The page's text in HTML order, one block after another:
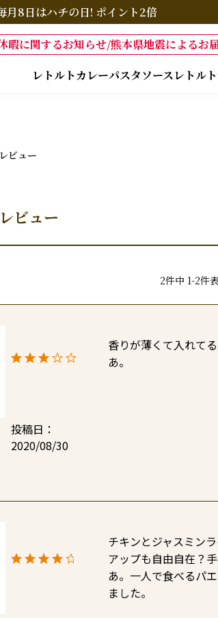
月8日はハチの日! ポイント2倍
暇に関するお知らせ/熊本県地震によるお
レトルトカレーパスタソースレトル
ビュー
ビュー
2件中 1-2件
投稿日
2020/08/30
香りが薄くて入れて
あ。
チキンとジャスミン
アップも自由自在？
あ。一人で食べるパ
ました。